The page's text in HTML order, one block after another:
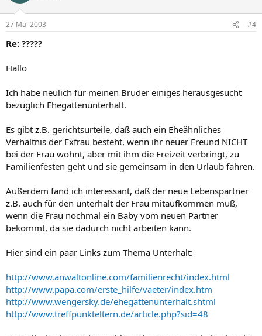
27 Mai 2003 #4
Re: ?????
Hallo
Ich habe neulich für meinen Bruder einiges herausgesucht
bezüglich Ehegattenunterhalt.
Es gibt z.B. gerichtsurteile, daß auch ein Eheähnliches
Verhältnis der Exfrau besteht, wenn ihr neuer Freund NICHT
bei der Frau wohnt, aber mit ihm die Freizeit verbringt, zu
Familienfesten geht und sie gemeinsam in den Urlaub fahren.
Außerdem fand ich interessant, daß der neue Lebenspartner
z.B. auch für den unterhalt der Frau mitaufkommen muß,
wenn die Frau nochmal ein Baby vom neuen Partner
bekommt, da sie dadurch nicht arbeiten kann.
Hier sind ein paar Links zum Thema Unterhalt:
http://www.anwaltonline.com/familienrecht/index.html
http://www.papa.com/erste_hilfe/vaeter/index.htm
http://www.wengersky.de/ehegattenunterhalt.shtml
http://www.treffpunkteltern.de/article.php?sid=48